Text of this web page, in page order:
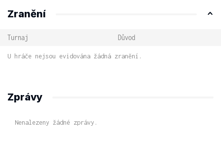
Zranění
Turnaj Důvod
U hráče nejsou evidována žádná zranění.
Zprávy
Nenalezeny žádné zprávy.